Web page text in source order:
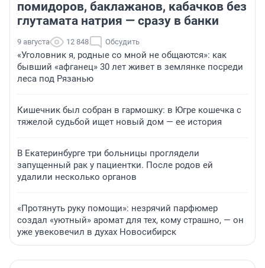
помидоров, баклажанов, кабачков без
глутамата натрия — сразу в банки
9 августа 12 848 Обсудить
«Уголовник я, родные со мной не общаются»: как
бывший «афганец» 30 лет живет в землянке посреди
леса под Рязанью
Кишечник был собран в гармошку: в Югре кошечка с
тяжелой судьбой ищет новый дом — ее история
В Екатеринбурге три больницы проглядели
запущенный рак у пациентки. После родов ей
удалили несколько органов
«Протянуть руку помощи»: незрячий парфюмер
создал «уютный» аромат для тех, кому страшно, — он
уже увековечил в духах Новосибирск